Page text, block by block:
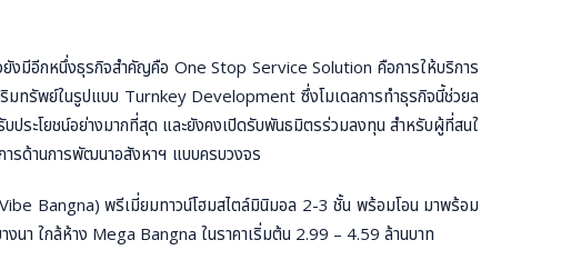
งมีอีกหนึ่งธุรกิจสำคัญคือ One Stop Service Solution คือการให้บริการ
ริมทรัพย์ในรูปแบบ Turnkey Development ซึ่งโมเดลการทำธุรกิจนี้ช่วยล
ระโยชน์อย่างมากที่สุด และยังคงเปิดรับพันธมิตรร่วมลงทุน สำหรับผู้ที่สนใ
รด้านการพัฒนาอสังหาฯ แบบครบวงจร
Bangna) พรีเมี่ยมทาวน์โฮมสไตล์มินิมอล 2-3 ชั้น พร้อมโอน มาพร้อม
งนา ใกล้ห้าง Mega Bangna ในราคาเริ่มต้น 2.99 – 4.59 ล้านบาท